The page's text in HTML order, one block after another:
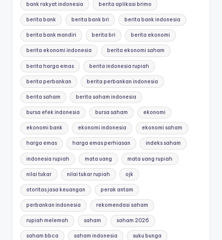
bank rakyat indonesia berita aplikasi brimo
berita bank berita bank bri berita bank indonesia
berita bank mandiri berita bri berita ekonomi
berita ekonomi indonesia berita ekonomi saham
berita harga emas berita indonesia rupiah
berita perbankan berita perbankan indonesia
berita saham berita saham indonesia
bursa efek indonesia bursa saham ekonomi
ekonomi bank ekonomi indonesia ekonomi saham
harga emas harga emas perhiasan indeks saham
indonesia rupiah mata uang mata uang rupiah
nilai tukar nilai tukar rupiah ojk
otoritas jasa keuangan perak antam
perbankan indonesia rekomendasi saham
rupiah melemah saham saham 2026
saham bbca saham indonesia suku bunga